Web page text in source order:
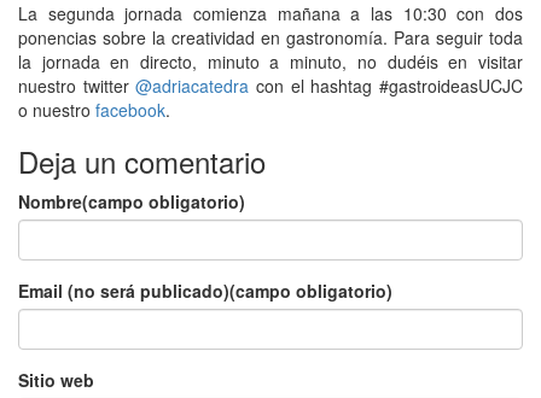
La segunda jornada comienza mañana a las 10:30 con dos
ponencias sobre la creatividad en gastronomía. Para seguir toda
la jornada en directo, minuto a minuto, no dudéis en visitar
nuestro twitter@adriacatedracon el hashtag #gastroideasUCJC
o nuestro facebook.
Deja un comentario
Nombre(campo obligatorio)
Email (no será publicado)(campo obligatorio)
Sitio web